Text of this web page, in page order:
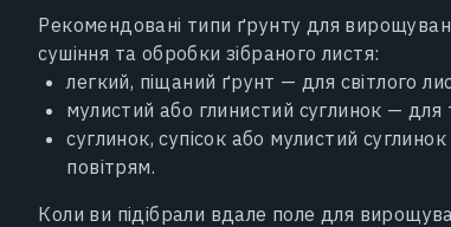
Рекомендовані типи ґрунту для
сушіння та обробки зібраного листя:
легкий, піщаний ґрунт — для світлого
мулистий або глинистий суглинок —
суглинок, супісок або мулистий
повітрям.
Коли ви підібрали вдале поле для